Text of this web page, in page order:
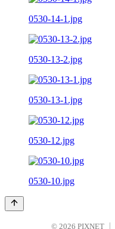
0530-14-1.jpg
0530-13-2.jpg
0530-13-1.jpg
0530-12.jpg
0530-10.jpg
© 2026 PIXNET